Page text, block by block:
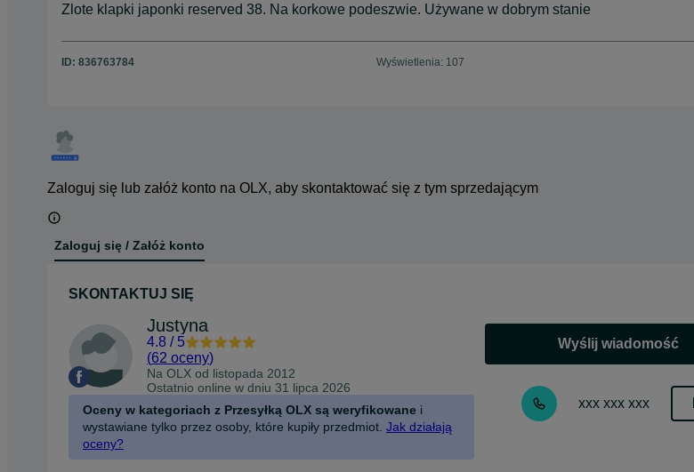
Zlote klapki japonki reserved 38. Na korkowe podeszwie. Używane w dobrym stanie
ID: 836763784 Wyświetlenia: 107
Zaloguj się lub załóż konto na OLX, aby skontaktować się z tym sprzedającym
Zaloguj się / Załóż konto
SKONTAKTUJ SIĘ
Justyna
4.8 / 5
(62 oceny)
Na OLX od listopada 2012
Ostatnio online w dniu 31 lipca 2026
Oceny w kategoriach z Przesyłką OLX są weryfikowane i
wystawiane tylko przez osoby, które kupiły przedmiot. Jak działają
oceny?
Wyślij wiadomość
xxx xxx xxx